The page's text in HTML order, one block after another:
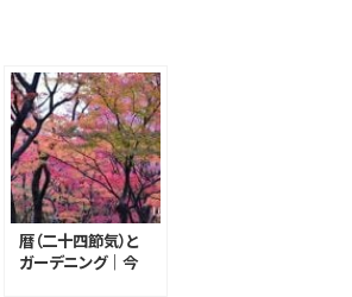
暦（二十四節気）と
ガーデニング｜今